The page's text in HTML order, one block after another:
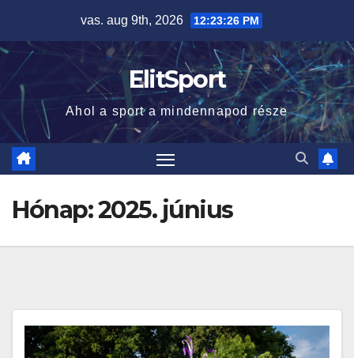
content
vas. aug 9th, 2026 12:23:28 PM
ElitSport
Ahol a sport a mindennapod része
Hónap:2025. június